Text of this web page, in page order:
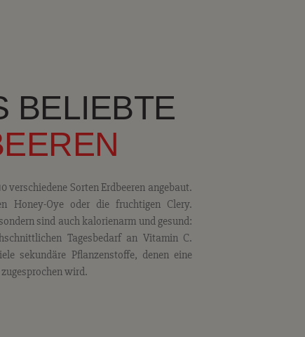
BELIEBTE
verschiedene Sorten Erdbeeren angebaut.
Honey-Oye oder die fruchtigen Clery.
sind auch kalorienarm und gesund:
Tagesbedarf an Vitamin C.
sekundäre Pflanzenstoffe, denen eine
wird.